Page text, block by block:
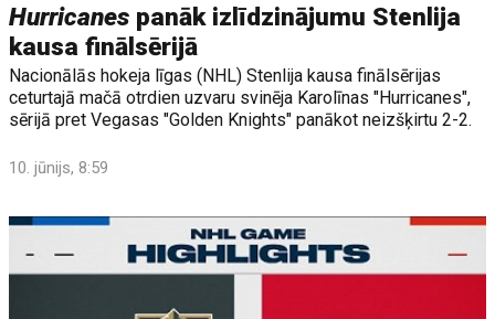
Hurricanes panāk izlīdzinājumu Stenlija
kausa finālsērijā
Nacionālās hokeja līgas (NHL) Stenlija kausa finālsērijas
ceturtajā mačā otrdien uzvaru svinēja Karolīnas "Hurricanes",
sērijā pret Vegasas "Golden Knights" panākot neizšķirtu 2-2.
10. jūnijs, 8:59